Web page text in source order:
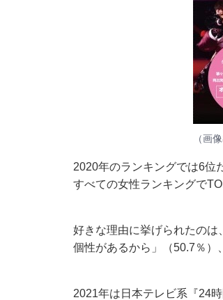
（画
2020年のランキングでは6位
すべての女性ランキングで
好きな理由に挙げられたの
個性があるから」（50.7％）
2021年は日本テレビ系『24